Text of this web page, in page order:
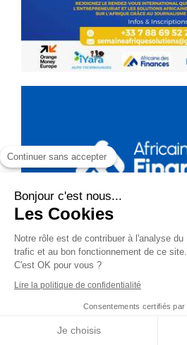
Continuer sans accepter
Bonjour c'est nous...
Les Cookies
Notre rôle est de contribuer à l'analyse du
trafic et au bon fonctionnement de ce site.
C'est OK pour vous ?
Lire la politique de confidentialité
Consentements certifiés par
Je choisis